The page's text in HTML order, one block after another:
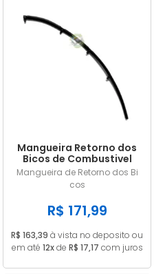
Mangueira Retorno dos
Bicos de Combustivel
Nissan Frontier 2.8 MWM
9053156
Mangueira de Retorno dos Bi
cos
R$ 171,99
R$ 163,39 à vista no deposito ou
em até 12xde R$ 17,17 com juros